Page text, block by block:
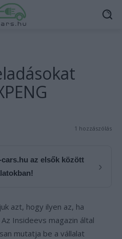
1 hozzászólás
az elsők között
›
azt, hogy ilyen az, ha
Insideevs magazin által
mutatja be a vállalat